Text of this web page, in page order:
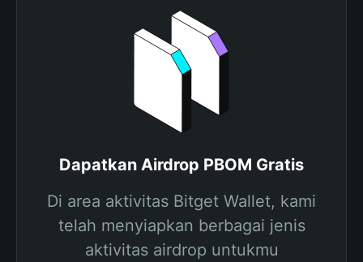
Dapatkan Airdrop PBOM Gratis
Di area aktivitas Bitget Wallet, kami
telah menyiapkan berbagai jenis
aktivitas airdrop untukmu